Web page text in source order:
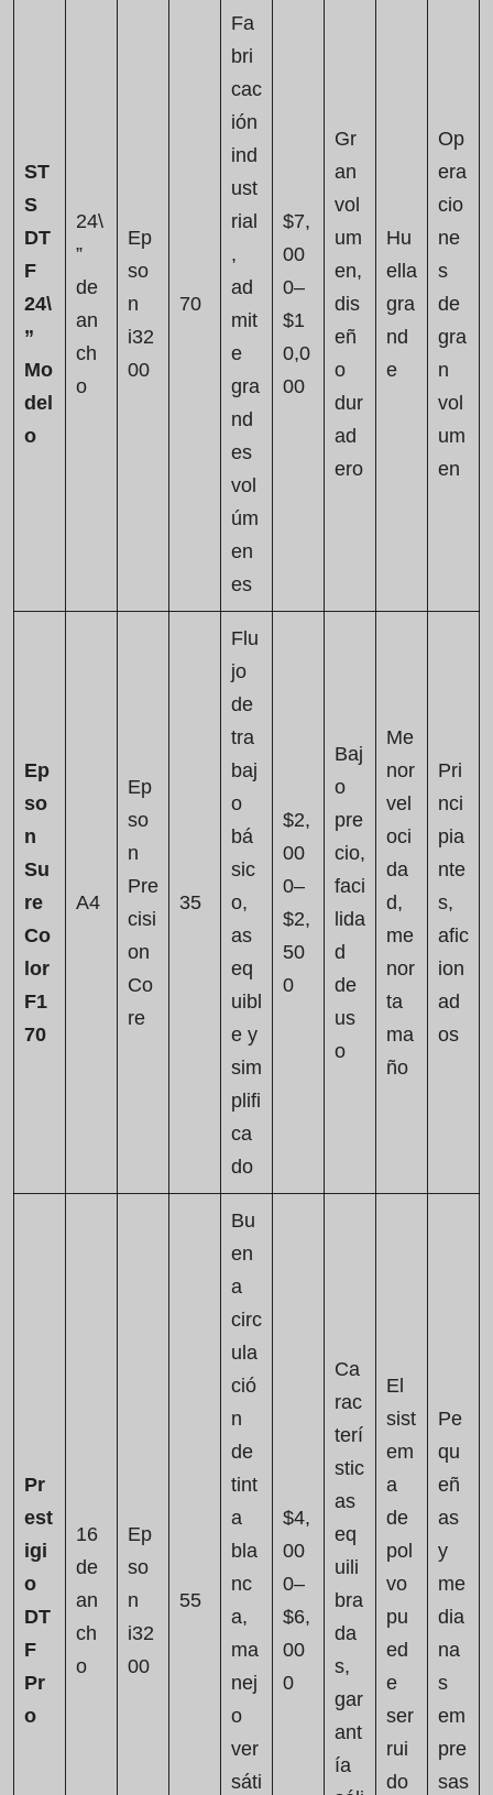
ST
S
DT
F
24\
”
Mo
del
o
24\
”
de
an
ch
o
Ep
so
n
i32
00
70
Fa
bri
cac
ión
ind
ust
rial
,
ad
mit
e
gra
nd
es
vol
úm
en
es
$7,
00
0–
$1
0,0
00
Gr
an
vol
um
en,
dis
eñ
o
dur
ad
ero
Hu
ella
gra
nd
e
Op
era
cio
ne
s
de
gra
n
vol
um
en
Ep
so
n
Su
re
Co
lor
F1
70
A4
Ep
so
n
Pre
cisi
on
Co
re
35
Flu
jo
de
tra
baj
o
bá
sic
o,
as
eq
uibl
e y
sim
plifi
ca
do
$2,
00
0–
$2,
50
0
Baj
o
pre
cio,
faci
lida
d
de
us
o
Me
nor
vel
oci
da
d,
me
nor
ta
ma
ño
Pri
nci
pia
nte
s,
afic
ion
ad
os
Pr
est
igi
o
DT
F
Pr
o
16
de
an
ch
o
Ep
so
n
i32
00
55
Bu
en
a
circ
ula
ció
n
de
tint
a
bla
nc
a,
ma
nej
o
ver
sáti
$4,
00
0–
$6,
00
0
Ca
rac
terí
stic
as
eq
uili
bra
da
s,
gar
ant
ía
El
sist
em
a
de
pol
vo
pu
ed
e
ser
rui
do
Pe
qu
eñ
as
y
me
dia
na
s
em
pre
sas